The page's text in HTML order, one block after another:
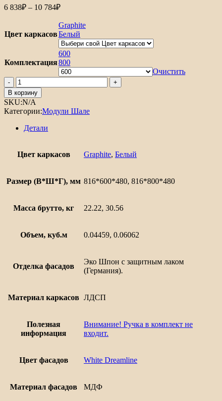
6 838₽ – 10 784₽Диапазон
6
838₽
–
10
784₽
Цвет каркасов
Graphite
Белый
Комплектация
600
800
Очистить
Количество
товара
Шкаф
нижний
с
2-
и
ящиком
В корзину
SKU:N/A
Категории:Модули Шале
Детали
Цвет каркасов Graphite, Белый
Размер (В*Ш*Г), мм 816*600*480, 816*800*480
Масса брутто, кг 22.22, 30.56
Объем, куб.м 0.04459, 0.06062
Отделка фасадов
Эко Шпон с защитным лаком
(Германия).
Материал каркасов ЛДСП
Полезная
информация
Внимание! Ручка в комплект не
входит.
Цвет фасадов White Dreamline
Материал фасадов МДФ